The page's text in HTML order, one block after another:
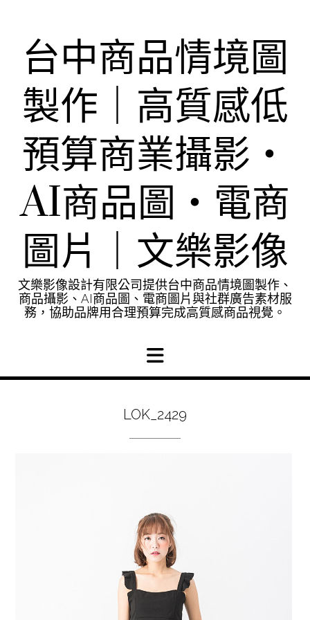
台中商品情境圖
製作｜高質感低
預算商業攝影・
AI商品圖・電商
圖片｜文樂影像
文樂影像設計有限公司提供台中商品情境圖製作、
商品攝影、AI商品圖、電商圖片與社群廣告素材服
務，協助品牌用合理預算完成高質感商品視覺。
LOK_2429